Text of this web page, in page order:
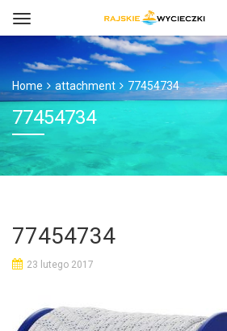
Home attachment 77454734
77454734
77454734
23 lutego 2017